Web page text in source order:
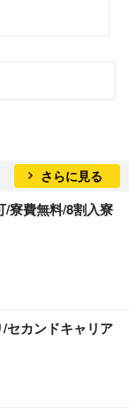
さらに見る
寮費無料/8割入寮
セカンドキャリア